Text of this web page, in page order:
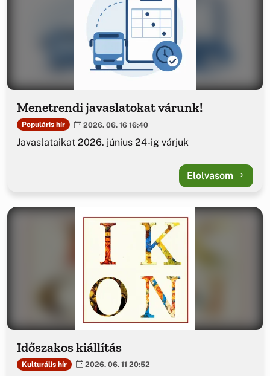
Menetrendi javaslatokat várunk!
Populáris hír 2026. 06. 16 16:40
Javaslataikat 2026. június 24-ig várjuk
Elolvasom
Időszakos kiállítás
Kulturális hír 2026. 06. 11 20:52